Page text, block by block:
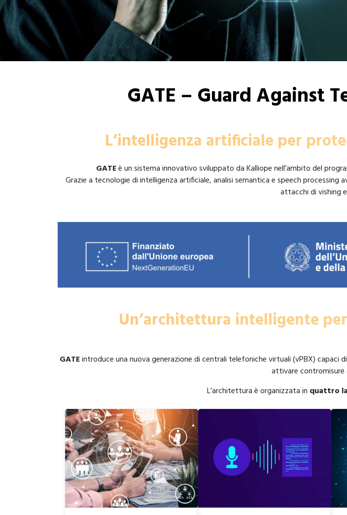
GATE – Guard Against
L’intelligenza artificiale per
GATEè un sistema innovativo sviluppato da Kalliope nell’ambito del
Grazie a tecnologie di intelligenza artificiale, analisi semantica e speech
attacchi di vishing
Un’architettura intelligente
GATEintroduce una nuova generazione di centrali telefoniche virtuali (vPBX)
attivare
L’architettura è organizzata in quattro